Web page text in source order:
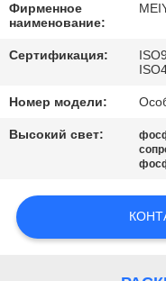
СВЯЖИТЕСЬ
С
ЗАПРОСИТЕ
КАРТА
Фирменное
наименование:
Сертификация:
Номер модели:
Высокий свет: